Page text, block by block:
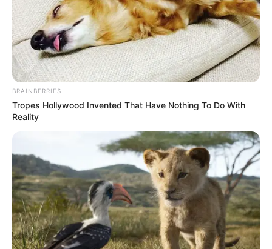
BRAINBERRIES
Tropes Hollywood Invented That Have Nothing To Do With
Reality